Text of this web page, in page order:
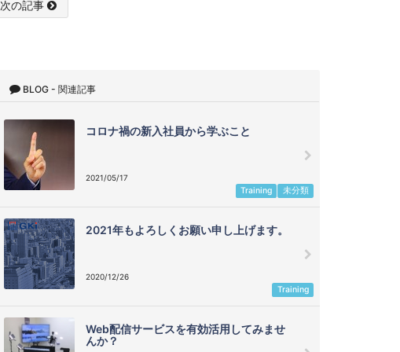
次の記事
BLOG - 関連記事
コロナ禍の新入社員から学ぶこと
2021/05/17
Training 未分類
2021年もよろしくお願い申し上げます。
2020/12/26
Training
Web配信サービスを有効活用してみませ
んか？